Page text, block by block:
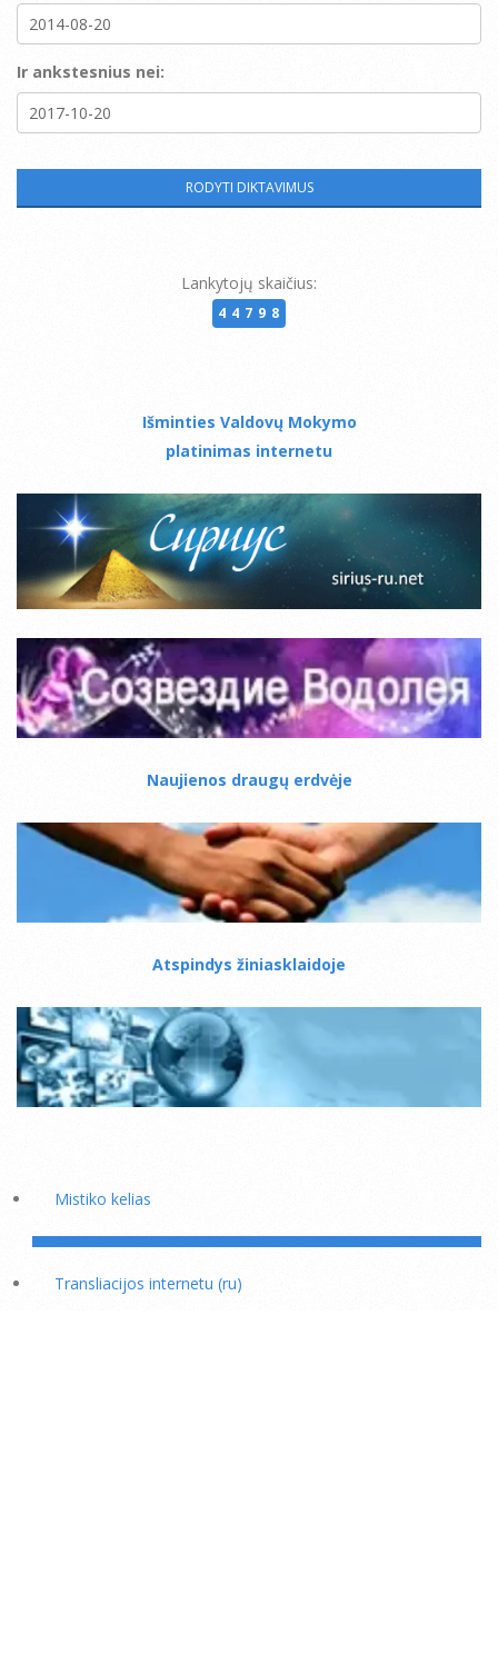
Ir ankstesnius nei:
Lankytojų skaičius:
44798
Išminties Valdovų Mokymo
platinimas internetu
Naujienos draugų erdvėje
Atspindys žiniasklaidoje
Mistiko kelias
Transliacijos internetu (ru)